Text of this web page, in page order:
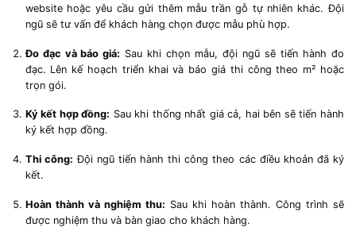
website hoặc yêu cầu gửi thêm mẫu trần gỗ tự nhiên khác. Đội
ngũ sẽ tư vấn để khách hàng chọn được mẫu phù hợp.
Đo đạc và báo giá: Sau khi chọn mẫu, đội ngũ sẽ tiến hành đo
đạc. Lên kế hoạch triển khai và báo giá thi công theo m² hoặc
trọn gói.
Ký kết hợp đồng: Sau khi thống nhất giá cả, hai bên sẽ tiến hành
ký kết hợp đồng.
Thi công: Đội ngũ tiến hành thi công theo các điều khoản đã ký
kết.
Hoàn thành và nghiệm thu: Sau khi hoàn thành. Công trình sẽ
được nghiệm thu và bàn giao cho khách hàng.